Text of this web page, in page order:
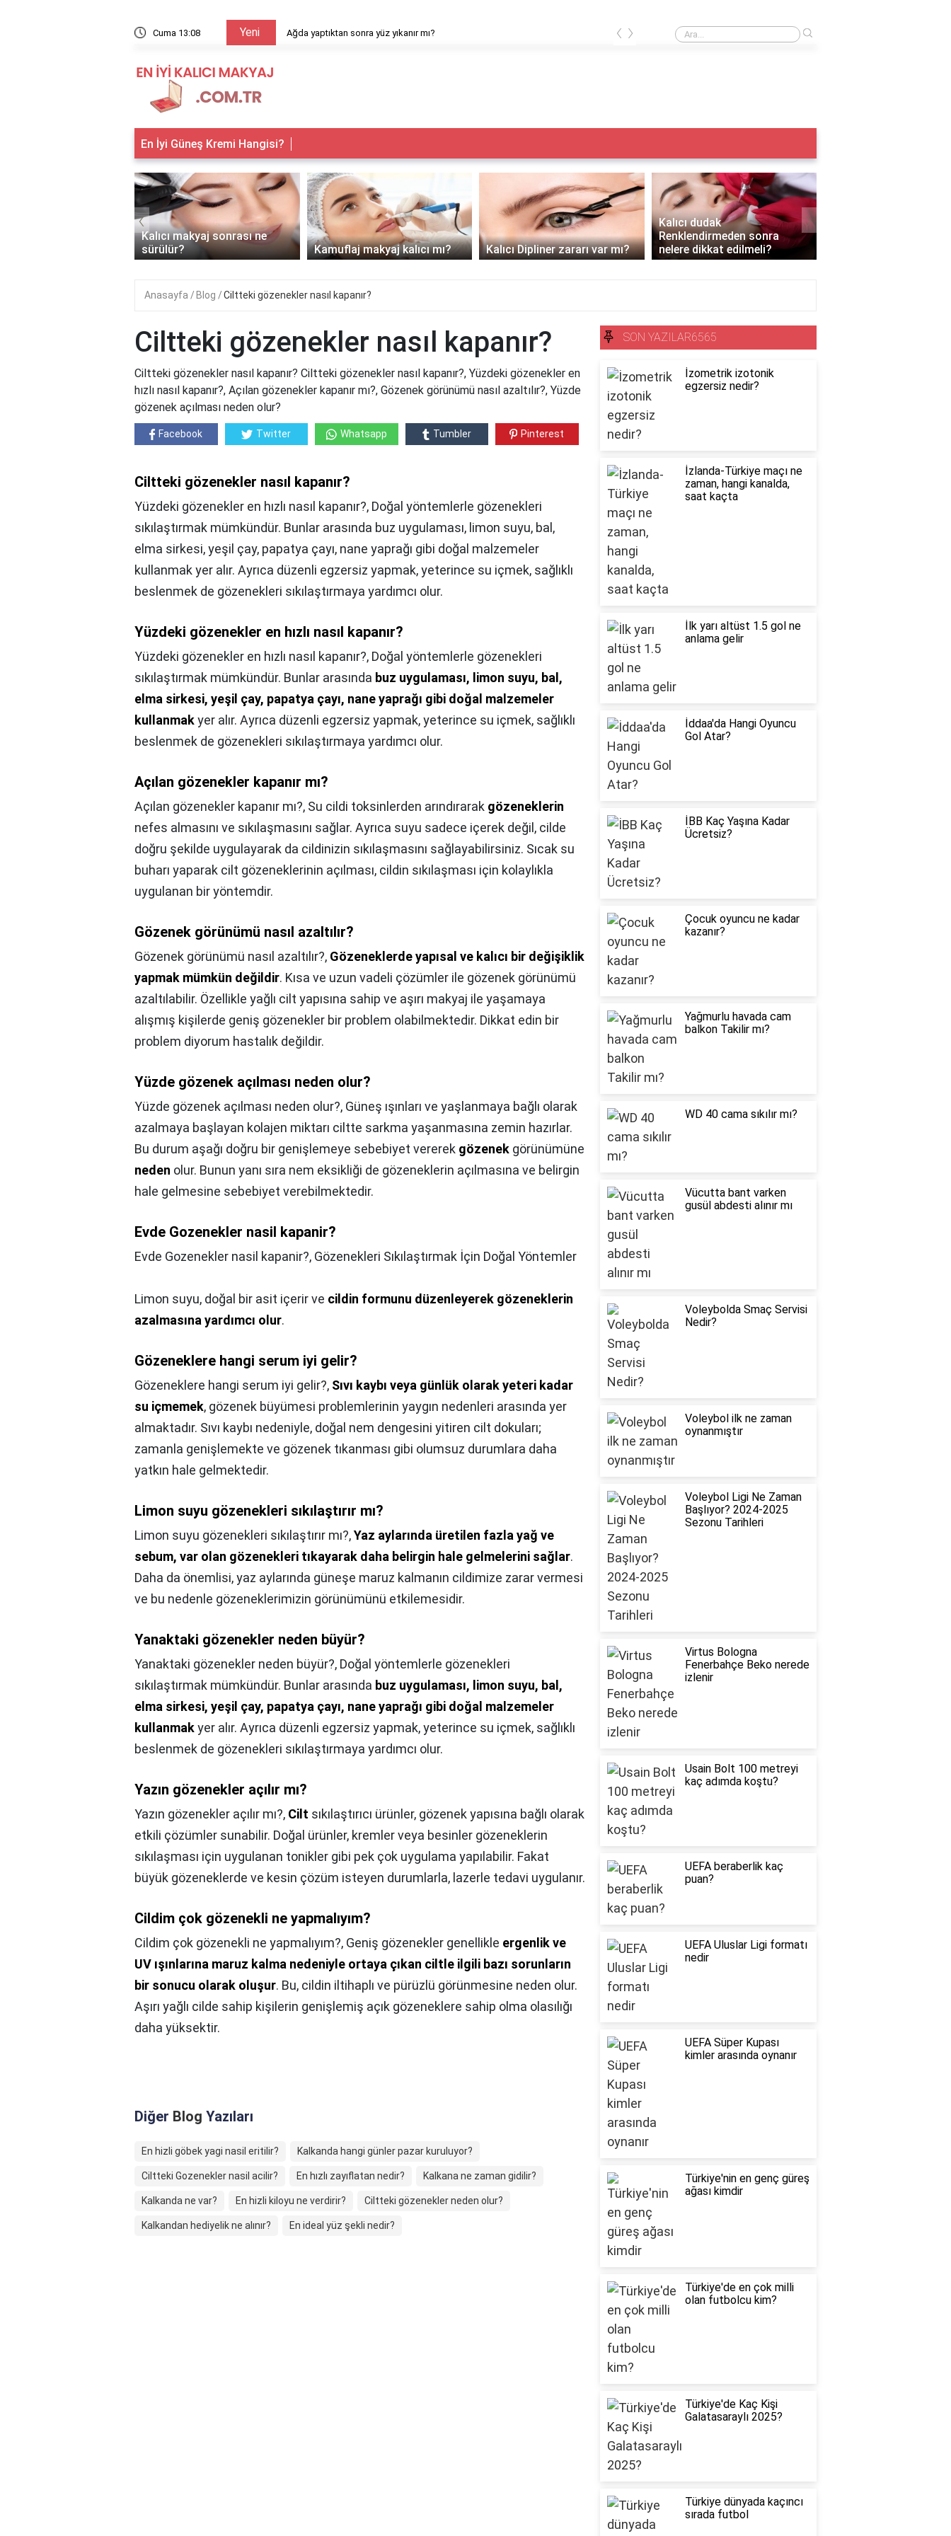
Cuma 13:08 Yeni Ağda yaptıktan sonra yüz yıkanır mı? Iple kaş alma acıtır mı?
‹ ›
En İyi Güneş Kremi Hangisi?
Kalıcı makyaj sonrası ne
sürülür?
Kamuflaj makyaj kalıcı mı? Kalıcı Dipliner zararı var mı?
Kalıcı dudak
Renklendirmeden sonra
nelere dikkat edilmeli?
‹ ›
Anasayfa Blog Ciltteki gözenekler nasıl kapanır?
Ciltteki gözenekler nasıl kapanır?
Ciltteki gözenekler nasıl kapanır? Ciltteki gözenekler nasıl kapanır?, Yüzdeki gözenekler en
hızlı nasıl kapanır?, Açılan gözenekler kapanır mı?, Gözenek görünümü nasıl azaltılır?, Yüzde
gözenek açılması neden olur?
Facebook Twitter Whatsapp Tumbler Pinterest
Ciltteki gözenekler nasıl kapanır?
Yüzdeki gözenekler en hızlı nasıl kapanır?, Doğal yöntemlerle gözenekleri
sıkılaştırmak mümkündür. Bunlar arasında buz uygulaması, limon suyu, bal,
elma sirkesi, yeşil çay, papatya çayı, nane yaprağı gibi doğal malzemeler
kullanmak yer alır. Ayrıca düzenli egzersiz yapmak, yeterince su içmek, sağlıklı
beslenmek de gözenekleri sıkılaştırmaya yardımcı olur.
Yüzdeki gözenekler en hızlı nasıl kapanır?
Yüzdeki gözenekler en hızlı nasıl kapanır?, Doğal yöntemlerle gözenekleri
sıkılaştırmak mümkündür. Bunlar arasında buz uygulaması, limon suyu, bal,
elma sirkesi, yeşil çay, papatya çayı, nane yaprağı gibi doğal malzemeler
kullanmakyer alır. Ayrıca düzenli egzersiz yapmak, yeterince su içmek, sağlıklı
beslenmek de gözenekleri sıkılaştırmaya yardımcı olur.
Açılan gözenekler kapanır mı?
Açılan gözenekler kapanır mı?, Su cildi toksinlerden arındırarak gözeneklerin
nefes almasını ve sıkılaşmasını sağlar. Ayrıca suyu sadece içerek değil, cilde
doğru şekilde uygulayarak da cildinizin sıkılaşmasını sağlayabilirsiniz. Sıcak su
buharı yaparak cilt gözeneklerinin açılması, cildin sıkılaşması için kolaylıkla
uygulanan bir yöntemdir.
Gözenek görünümü nasıl azaltılır?
Gözenek görünümü nasıl azaltılır?, Gözeneklerde yapısal ve kalıcı bir değişiklik
yapmak mümkün değildir. Kısa ve uzun vadeli çözümler ile gözenek görünümü
azaltılabilir. Özellikle yağlı cilt yapısına sahip ve aşırı makyaj ile yaşamaya
alışmış kişilerde geniş gözenekler bir problem olabilmektedir. Dikkat edin bir
problem diyorum hastalık değildir.
Yüzde gözenek açılması neden olur?
Yüzde gözenek açılması neden olur?, Güneş ışınları ve yaşlanmaya bağlı olarak
azalmaya başlayan kolajen miktarı ciltte sarkma yaşanmasına zemin hazırlar.
Bu durum aşağı doğru bir genişlemeye sebebiyet vererek gözenek görünümüne
neden olur. Bunun yanı sıra nem eksikliği de gözeneklerin açılmasına ve belirgin
hale gelmesine sebebiyet verebilmektedir.
Evde Gozenekler nasil kapanir?
Evde Gozenekler nasil kapanir?, Gözenekleri Sıkılaştırmak İçin Doğal Yöntemler
Limon suyu, doğal bir asit içerir ve cildin formunu düzenleyerek gözeneklerin
azalmasına yardımcı olur.
Gözeneklere hangi serum iyi gelir?
Gözeneklere hangi serum iyi gelir?, Sıvı kaybı veya günlük olarak yeteri kadar
su içmemek, gözenek büyümesi problemlerinin yaygın nedenleri arasında yer
almaktadır. Sıvı kaybı nedeniyle, doğal nem dengesini yitiren cilt dokuları;
zamanla genişlemekte ve gözenek tıkanması gibi olumsuz durumlara daha
yatkın hale gelmektedir.
Limon suyu gözenekleri sıkılaştırır mı?
Limon suyu gözenekleri sıkılaştırır mı?,Yaz aylarında üretilen fazla yağ ve
sebum, var olan gözenekleri tıkayarak daha belirgin hale gelmelerini sağlar.
Daha da önemlisi, yaz aylarında güneşe maruz kalmanın cildimize zarar vermesi
ve bu nedenle gözeneklerimizin görünümünü etkilemesidir.
Yanaktaki gözenekler neden büyür?
Yanaktaki gözenekler neden büyür?, Doğal yöntemlerle gözenekleri
sıkılaştırmak mümkündür. Bunlar arasında buz uygulaması, limon suyu, bal,
elma sirkesi, yeşil çay, papatya çayı, nane yaprağı gibi doğal malzemeler
kullanmakyer alır. Ayrıca düzenli egzersiz yapmak, yeterince su içmek, sağlıklı
beslenmek de gözenekleri sıkılaştırmaya yardımcı olur.
Yazın gözenekler açılır mı?
Yazın gözenekler açılır mı?, Cilt sıkılaştırıcı ürünler, gözenek yapısına bağlı olarak
etkili çözümler sunabilir. Doğal ürünler, kremler veya besinler gözeneklerin
sıkılaşması için uygulanan tonikler gibi pek çok uygulama yapılabilir. Fakat
büyük gözeneklerde ve kesin çözüm isteyen durumlarla, lazerle tedavi uygulanır.
Cildim çok gözenekli ne yapmalıyım?
Cildim çok gözenekli ne yapmalıyım?, Geniş gözenekler genellikle ergenlik ve
UV ışınlarına maruz kalma nedeniyle ortaya çıkan ciltle ilgili bazı sorunların
bir sonucu olarak oluşur. Bu, cildin iltihaplı ve pürüzlü görünmesine neden olur.
Aşırı yağlı cilde sahip kişilerin genişlemiş açık gözeneklere sahip olma olasılığı
daha yüksektir.
Diğer Blog Yazıları
En hizli göbek yagi nasil eritilir? Kalkanda hangi günler pazar kuruluyor?
Ciltteki Gozenekler nasil acilir? En hızlı zayıflatan nedir? Kalkana ne zaman gidilir?
Kalkanda ne var? En hizli kiloyu ne verdirir? Ciltteki gözenekler neden olur?
Kalkandan hediyelik ne alınır? En ideal yüz şekli nedir?
SON YAZILAR6565
İzometrik izotonik
egzersiz nedir?
İzlanda-Türkiye maçı ne
zaman, hangi kanalda,
saat kaçta
İlk yarı altüst 1.5 gol ne
anlama gelir
İddaa'da Hangi Oyuncu
Gol Atar?
İBB Kaç Yaşına Kadar
Ücretsiz?
Çocuk oyuncu ne kadar
kazanır?
Yağmurlu havada cam
balkon Takilir mı?
WD 40 cama sıkılır mı?
Vücutta bant varken
gusül abdesti alınır mı
Voleybolda Smaç Servisi
Nedir?
Voleybol ilk ne zaman
oynanmıştır
Voleybol Ligi Ne Zaman
Başlıyor? 2024-2025
Sezonu Tarihleri
Virtus Bologna
Fenerbahçe Beko nerede
izlenir
Usain Bolt 100 metreyi
kaç adımda koştu?
UEFA beraberlik kaç
puan?
UEFA Uluslar Ligi formatı
nedir
UEFA Süper Kupası
kimler arasında oynanır
Türkiye'nin en genç güreş
ağası kimdir
Türkiye'de en çok milli
olan futbolcu kim?
Türkiye'de Kaç Kişi
Galatasaraylı 2025?
Türkiye dünyada kaçıncı
sırada futbol